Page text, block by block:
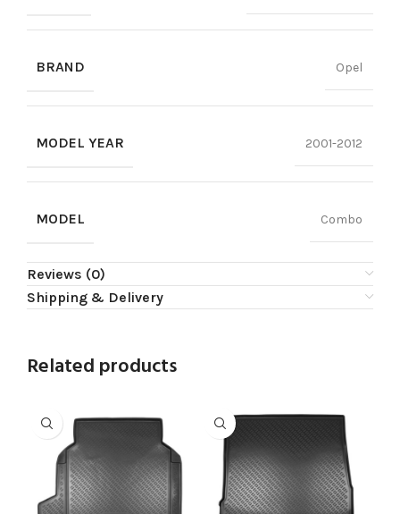
BRAND Opel
MODEL YEAR 2001-2012
MODEL Combo
Reviews (0)
Shipping & Delivery
Related products